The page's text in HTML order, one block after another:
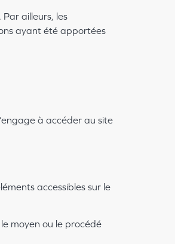
ailleurs, les
ayant été apportées
à accéder au site
accessibles sur le
moyen ou le procédé